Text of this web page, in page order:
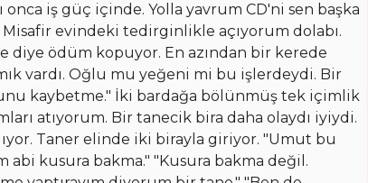
iş güç içinde. Yolla yavrum CD'ni sen başka
evindeki tedirginlikle açıyorum dolabı.
diye ödüm kopuyor. En azından bir kerede
vardı. Oğlu mu yeğeni mi bu işlerdeydi. Bir
kaybetme." İki bardağa bölünmüş tek içimlik
atıyorum. Bir tanecik bira daha olaydı iyiydi.
Taner elinde iki birayla giriyor. "Umut bu
abi kusura bakma." "Kusura bakma değil.